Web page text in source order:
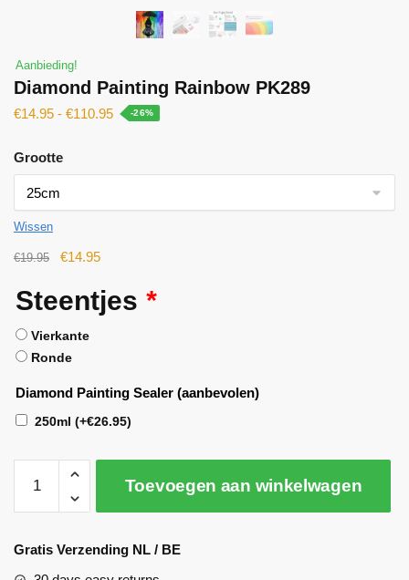
Aanbieding!
Diamond Painting Rainbow PK289
€14.95 - €110.95 -26%
Grootte
Wissen
€19.95 €14.95
Steentjes *
Vierkante
Ronde
Diamond Painting Sealer (aanbevolen)
250ml (+€26.95)
Toevoegen aan winkelwagen
lGratis Verzending NL / BE